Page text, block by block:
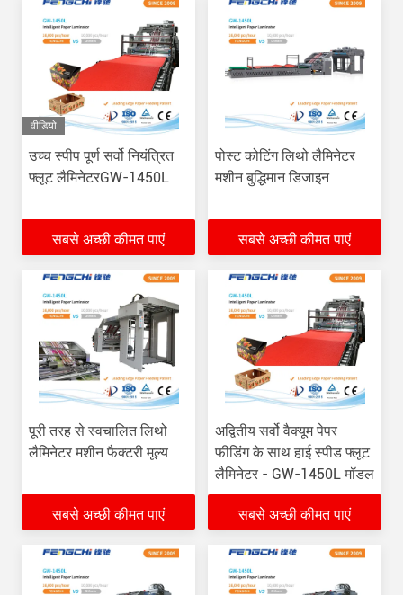
वीडियो
उच्च स्पीप पूर्ण सर्वो नियंत्रित
फ्लूट लैमिनेटरGW-1450L
सबसे अच्छी कीमत पाएं
पोस्ट कोटिंग लिथो लैमिनेटर
मशीन बुद्धिमान डिजाइन
सबसे अच्छी कीमत पाएं
पूरी तरह से स्वचालित लिथो
लैमिनेटर मशीन फैक्टरी मूल्य
सबसे अच्छी कीमत पाएं
अद्वितीय सर्वो वैक्यूम पेपर
फीडिंग के साथ हाई स्पीड फ्लूट
लैमिनेटर - GW-1450L मॉडल
सबसे अच्छी कीमत पाएं